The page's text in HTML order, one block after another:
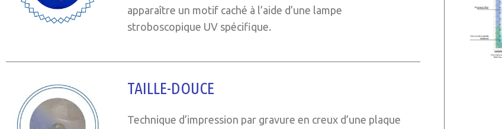
apparaître un motif caché à l’aide d’une lampe
stroboscopique UV spécifique.
TAILLE-DOUCE
Technique d’impression par gravure en creux d’une plaque